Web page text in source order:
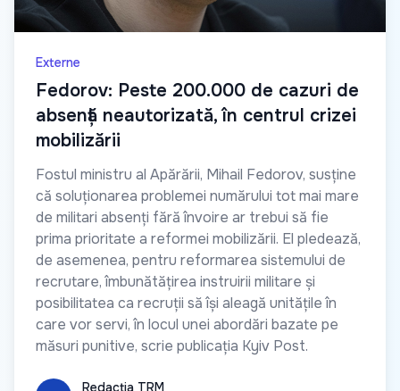
Externe
Fedorov: Peste 200.000 de cazuri de
absență neautorizată, în centrul crizei
mobilizării
Fostul ministru al Apărării, Mihail Fedorov, susține
că soluționarea problemei numărului tot mai mare
de militari absenți fără învoire ar trebui să fie
prima prioritate a reformei mobilizării. El pledează,
de asemenea, pentru reformarea sistemului de
recrutare, îmbunătățirea instruirii militare și
posibilitatea ca recruții să își aleagă unitățile în
care vor servi, în locul unei abordări bazate pe
măsuri punitive, scrie publicația Kyiv Post.
Redacția TRM